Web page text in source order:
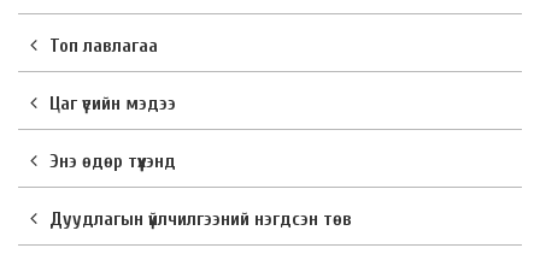
Топ лавлагаа
Цаг үеийн мэдээ
Энэ өдөр түүхэнд
Дуудлагын үйлчилгээний нэгдсэн төв